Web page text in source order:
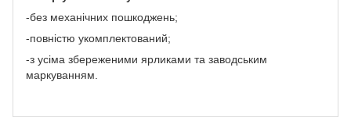
-без механічних пошкоджень;
-повністю укомплектований;
-з усіма збереженими ярликами та заводським
маркуванням.